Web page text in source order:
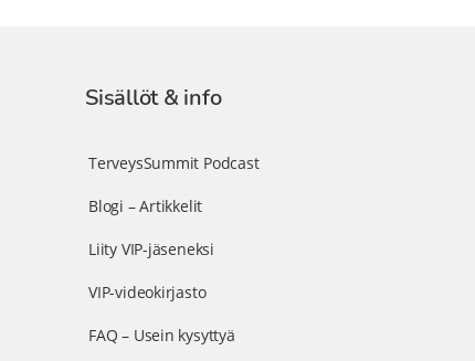
Sisällöt & info
TerveysSummit Podcast
Blogi – Artikkelit
Liity VIP-jäseneksi
VIP-videokirjasto
FAQ – Usein kysyttyä